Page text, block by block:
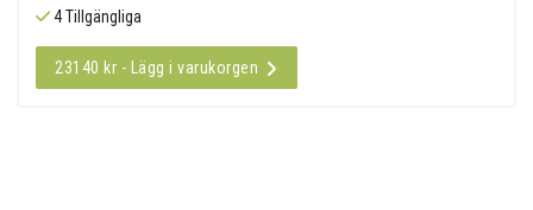
4 Tillgängliga
23140 kr - Lägg i varukorgen